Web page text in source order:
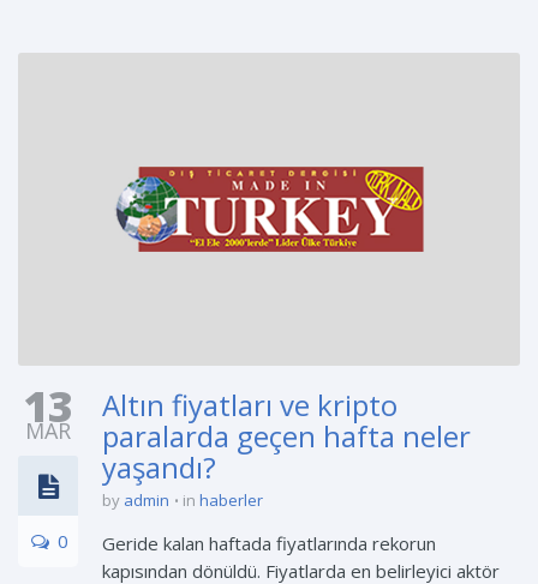
13
MAR
0
Altın fiyatları ve kripto
paralarda geçen hafta neler
yaşandı?
by admin in haberler
Geride kalan haftada fiyatlarında rekorun
kapısından dönüldü. Fiyatlarda en belirleyici aktör